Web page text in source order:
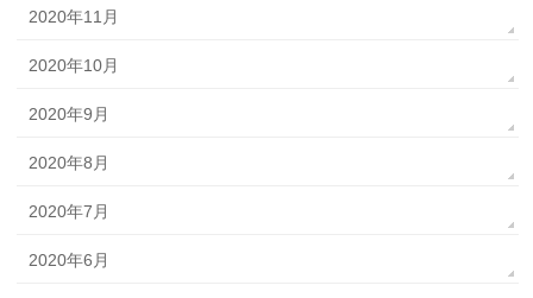
2020年11月
2020年10月
2020年9月
2020年8月
2020年7月
2020年6月